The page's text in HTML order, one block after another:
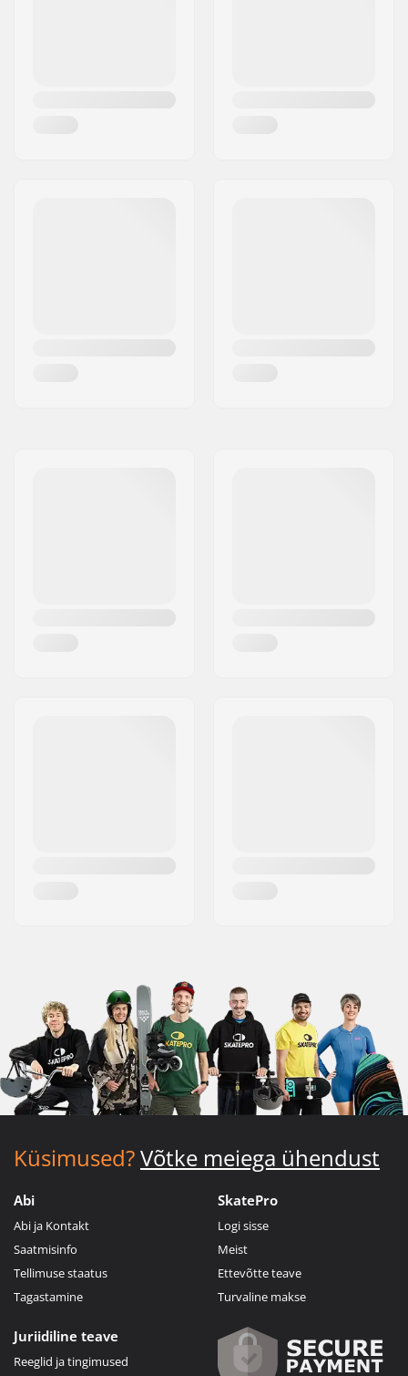
Küsimused?Võtke meiega ühendust
Abi
Abi ja Kontakt
Saatmisinfo
Tellimuse staatus
Tagastamine
SkatePro
Logi sisse
Meist
Ettevõtte teave
Turvaline makse
Juriidiline teave
Reeglid ja tingimused